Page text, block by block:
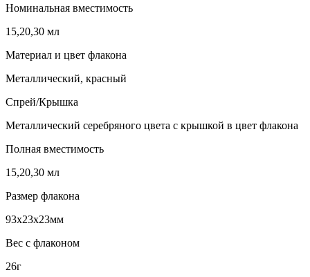
Номинальная вместимость
15,20,30 мл
Материал и цвет флакона
Металлический, красный
Спрей/Крышка
Металлический серебряного цвета с крышкой в цвет флакона
Полная вместимость
15,20,30 мл
Размер флакона
93х23х23мм
Вес с флаконом
26г